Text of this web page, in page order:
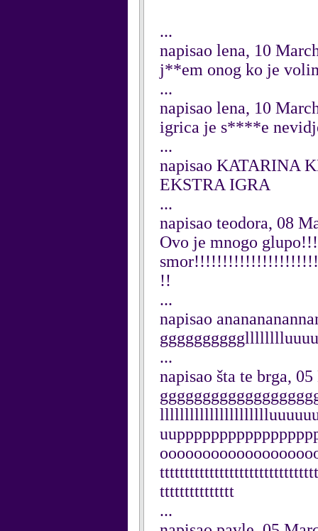
...
napisao lena, 10
j**em onog ko je
...
napisao lena, 10
igrica je s****e
...
napisao KATARINA
EKSTRA IGRA
...
napisao teodora, 08
Ovo je mnogo
!!
...
napisao
...
napisao šta te brga,
ttttttttttttttt
...